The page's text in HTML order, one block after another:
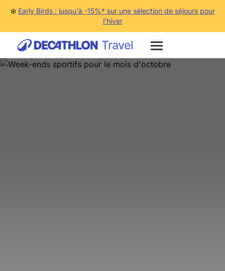
❄️ Early Birds : jusqu'à -15%* sur une sélection de séjours pour
l'hiver